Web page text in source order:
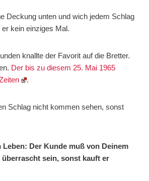
Deckung unten und wich jedem Schlag
kein einziges Mal.
knallte der Favorit auf die Bretter.
Der bis zu diesem 25. Mai 1965
.
Schlag nicht kommen sehen, sonst
Leben: Der Kunde muß von Deinem
sein, sonst kauft er